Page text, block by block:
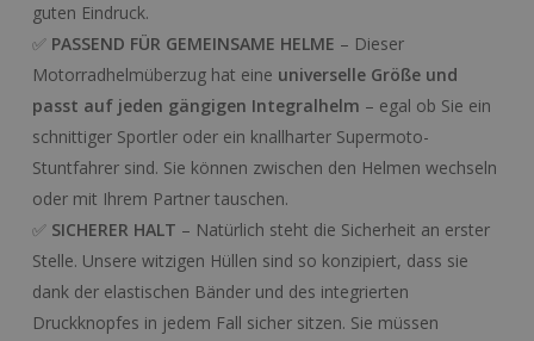
guten Eindruck.
✅ PASSEND FÜR GEMEINSAME HELME – Dieser
Motorradhelmüberzug hat eine universelle Größe und
passt auf jeden gängigen Integralhelm – egal ob Sie ein
schnittiger Sportler oder ein knallharter Supermoto-
Stuntfahrer sind. Sie können zwischen den Helmen wechseln
oder mit Ihrem Partner tauschen.
✅ SICHERER HALT – Natürlich steht die Sicherheit an erster
Stelle. Unsere witzigen Hüllen sind so konzipiert, dass sie
dank der elastischen Bänder und des integrierten
Druckknopfes in jedem Fall sicher sitzen. Sie müssen